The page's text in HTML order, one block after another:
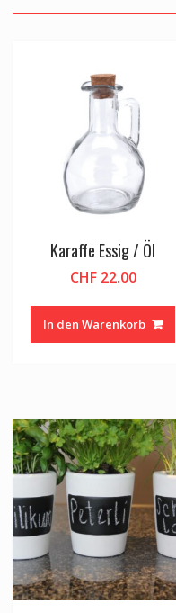
Karaffe Essig / Öl
CHF22.00
In den Warenkorb